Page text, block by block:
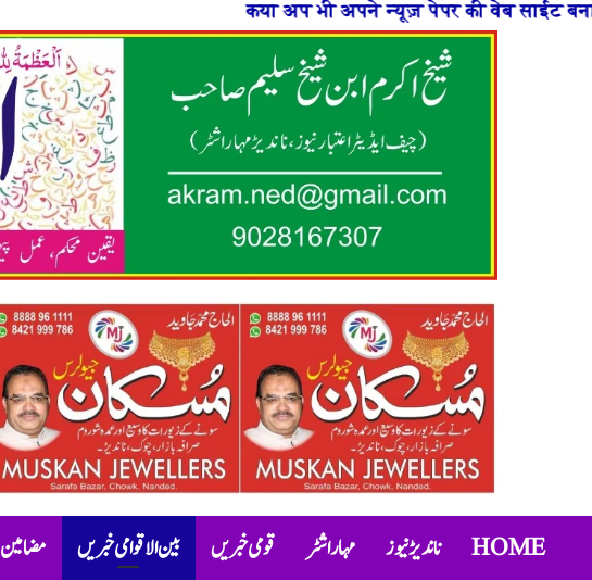
कया अप भी अपने न्यूज़ पेपर की वेब साईट बनाना चाहते है या फिर न्यूज़
HOME ناندیڑ نیوز مہاراشٹر قومی خبریں بین الاقوامی خبریں مضامین